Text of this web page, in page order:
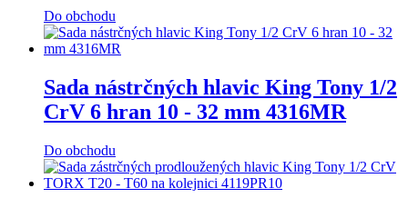
Do obchodu
Sada nástrčných hlavic King Tony 1/2
CrV 6 hran 10 - 32 mm 4316MR
Do obchodu